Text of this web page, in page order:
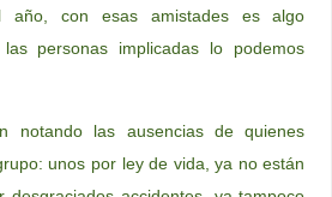
año, con esas amistades es algo
personas implicadas lo podemos
notando las ausencias de quienes
unos por ley de vida, ya no están